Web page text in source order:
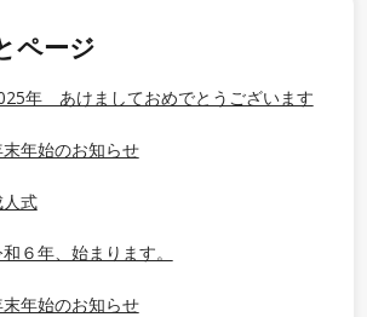
ページ
年 あけましておめでとうございます
年始のお知らせ
人式
６年、始まります。
年始のお知らせ